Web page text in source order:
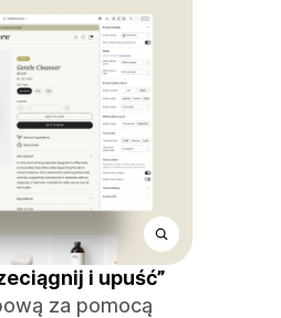
i upuść”
za pomocą